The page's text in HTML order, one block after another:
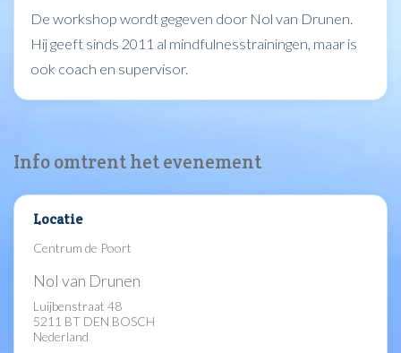
De workshop wordt gegeven door Nol van Drunen.
Hij geeft sinds 2011 al mindfulnesstrainingen, maar is
ook coach en supervisor.
Info omtrent het evenement
Locatie
Centrum de Poort
Nol van Drunen
Luijbenstraat 48
5211 BT DEN BOSCH
Nederland